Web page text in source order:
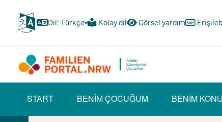
içeriğe
Dil: Türkçe Kolay dil Görsel yardım
Aileler.
Ebeveynler.
Çocuklar.
(BÜRGERBEREICH)
START BENIM ÇOCUĞUM BENIM